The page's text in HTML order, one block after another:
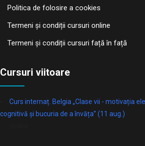
Politica de folosire a cookies
Termeni și condiții cursuri online
Termeni și condiții cursuri față în față
Cursuri viitoare
Curs internaț. Belgia „Clase vii - motivația
cognitivă și bucuria de a învăța” (11 aug.)